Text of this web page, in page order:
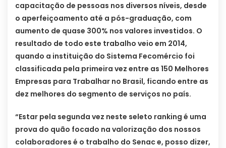
capacitação de pessoas nos diversos níveis, desde
o aperfeiçoamento até a pós-graduação, com
aumento de quase 300% nos valores investidos. O
resultado de todo este trabalho veio em 2014,
quando a instituição do Sistema Fecomércio foi
classificada pela primeira vez entre as 150 Melhores
Empresas para Trabalhar no Brasil, ficando entre as
dez melhores do segmento de serviços no país.
“Estar pela segunda vez neste seleto ranking é uma
prova do quão focado na valorização dos nossos
colaboradores é o trabalho do Senac e, posso dizer,